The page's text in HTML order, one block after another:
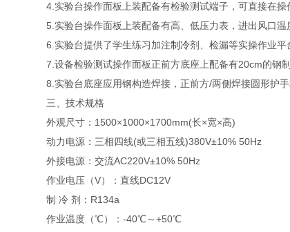
4.实验台操作面板上装配备有检验测试端子，可直接在
5.实验台操作面板上装配备有高、低压力表，进出风口
6.实验台提供了学生练习加注制冷剂、检漏等实操作业平
7.设备检验测试操作面板正前方底座上配备有20cm的钢
8.实验台底座应用钢构造焊接，正前方/两侧焊接圆形护
三、技术规格
外观尺寸：1500×1000×1700mm(长×宽×高)
动力电源：三相四线(或三相五线)380V±10% 50Hz
外接电源：交流AC220V±10% 50Hz
作业电压（V）：直线DC12V
制 冷 剂：R134a
作业温度（℃）：-40℃～+50℃